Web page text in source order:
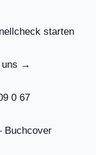
starten
→
0 67